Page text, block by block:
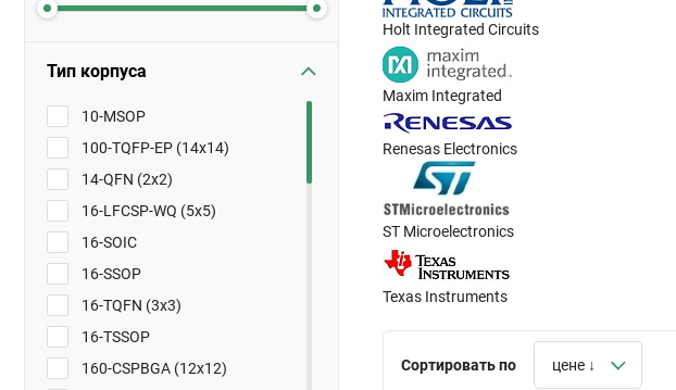
Тип корпуса
10-MSOP
100-TQFP-EP (14x14)
14-QFN (2x2)
16-LFCSP-WQ (5x5)
16-SOIC
16-SSOP
16-TQFN (3x3)
16-TSSOP
160-CSPBGA (12x12)
Holt Integrated Circuits
Maxim Integrated
Renesas Electronics
ST Microelectronics
Texas Instruments
Сортировать по цене ↓